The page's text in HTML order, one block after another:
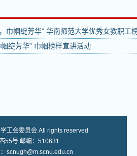
巾帼绽芳华” 华南师范大学优秀女教职工
绽芳华” 巾帼榜样宣讲活动
工会委员会 All rights reserved
55号 邮编：510631
scnugh@m.scnu.edu.cn